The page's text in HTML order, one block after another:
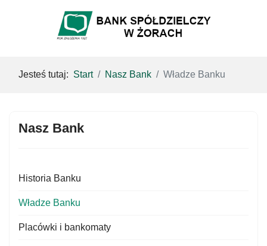
Jesteś tutaj: Start Nasz Bank Władze Banku
Nasz Bank
Historia Banku
Władze Banku
Placówki i bankomaty